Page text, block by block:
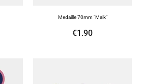
Medaille 70mm "Maik"
€1.90